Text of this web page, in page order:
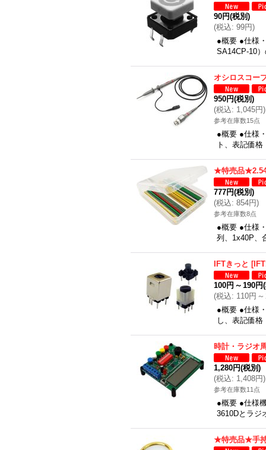
90円(税別)
(税込: 99円)
●概要 ●仕様
SA14CP-10
オシロスコー
950円(税別)
(税込: 1,045円)
参考在庫数15点
●概要 ●仕様
ト、表記価格
★特売品
777円(税別)
(税込: 854円)
参考在庫数8点
●概要 ●仕様
列、1x40P、
IFTきっと [
100円 ～ 190円
(税込: 110円 ～
●概要 ●仕様
し、表記価
時計・ラジオ
1,280円(税別)
(税込: 1,408円)
参考在庫数11点
●概要 ●仕様
3610Dとラジ
★特売品★手